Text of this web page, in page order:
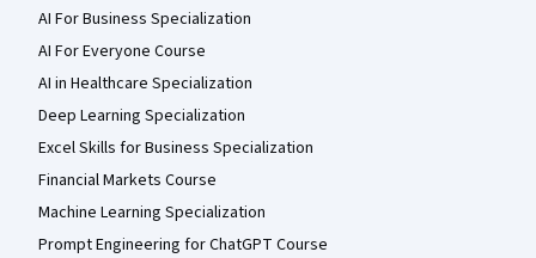
AI For Business Specialization
AI For Everyone Course
AI in Healthcare Specialization
Deep Learning Specialization
Excel Skills for Business Specialization
Financial Markets Course
Machine Learning Specialization
Prompt Engineering for ChatGPT Course